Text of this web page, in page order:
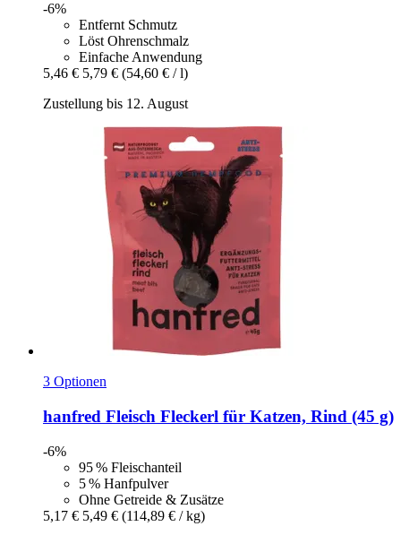
-6%
Entfernt Schmutz
Löst Ohrenschmalz
Einfache Anwendung
5,46 € 5,79 € (54,60 € / l)
Zustellung bis 12. August
3 Optionen
hanfred Fleisch Fleckerl für Katzen, Rind (45 g)
-6%
95 % Fleischanteil
5 % Hanfpulver
Ohne Getreide & Zusätze
5,17 € 5,49 € (114,89 € / kg)